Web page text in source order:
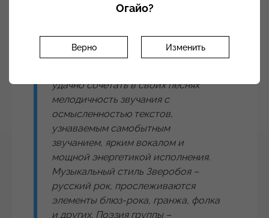
фронтах: и на духовных, и на военных.
Зверобой – рок-группа из Москвы,
основанная в 1995 году. Коллектив
удачно сочетать в своих песнях
мелодичность звучания с
осмысленностью текстов,
узнаваемым самобытным
звучанием, ярким вокалом и
мощной энергетикой исполнения.
Музыкальный стиль Зверобоя –
русский рок, прослеживаются
элементы блюз-рока, гранжа, фолка
и других. Поэзия группы –
Огайо?
Верно Изменить